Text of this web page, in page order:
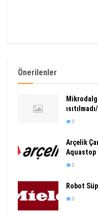
Önerilenler
0
Arçelik
Aquastop
0
Robot
0